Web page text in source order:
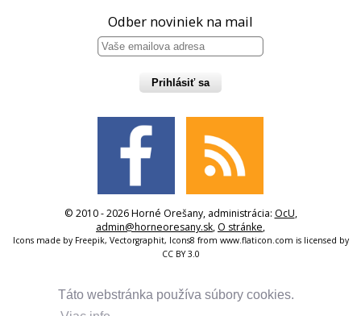
Táto webstránka používa súbory cookies.
Odber noviniek na mail
Prihlásiť sa
© 2010 - 2026 Horné Orešany, administrácia: OcU,
admin@horneoresany.sk, O stránke,
Icons made by Freepik, Vectorgraphit, Icons8 from www.flaticon.com is licensed by
CC BY 3.0